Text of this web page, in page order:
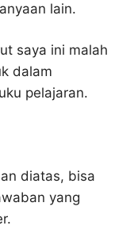
lain.
saya ini malah
dalam
pelajaran.
diatas, bisa
yang